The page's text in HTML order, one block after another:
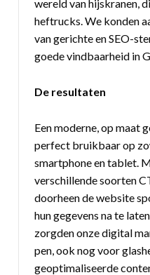
wereld van hijskranen,
heftrucks. We konden
van gerichte en SEO-
goede vindbaarheid in
De resultaten
Een moderne, op maat
perfect bruikbaar op
smartphone en tablet.
verschillende soorten
doorheen de website
hun gegevens na te
zorgden onze digital
pen, ook nog voor
geoptimaliseerde